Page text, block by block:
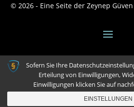
© 2026 - Eine Seite der Zeynep
Sofern Sie Ihre
Erteilung von Einwilligungen,
Einwilligungen klicken Sie auf
EINSTELLUNGEN